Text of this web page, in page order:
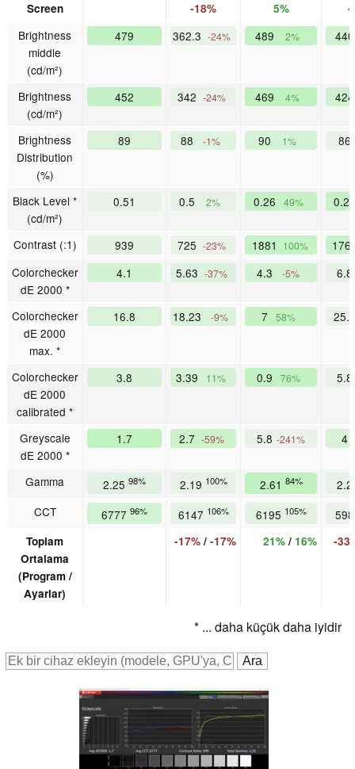
Screen -18% 5% -
Brightness
middle
(cd/m²)
479 362.3 -24% 489 2%
Brightness
(cd/m²)
452 342 -24% 469 4%
Brightness
Distribution
(%)
89 88 -1% 90 1% 86
Black Level *
(cd/m²)
0.51 0.5 2% 0.26 49%
Contrast (:1) 939 725 -23% 1881 100%
Colorchecker
dE 2000 *
4.1 5.63 -37% 4.3 -5% 6.8
Colorchecker
dE 2000
max. *
16.8 18.23 -9% 7 58%
Colorchecker
dE 2000
calibrated *
3.8 3.39 11% 0.9 76% 5.8
Greyscale
dE 2000 *
1.7 2.7 -59% 5.8 -241% 4
Gamma 2.25 98% 2.19 100% 2.61 84%
CCT
6777 96% 6147 106% 6195 105%
Toplam
Ortalama
(Program /
Ayarlar)
-17%/ -17% 21%/ 16% -
* ... daha küçük daha iyidir